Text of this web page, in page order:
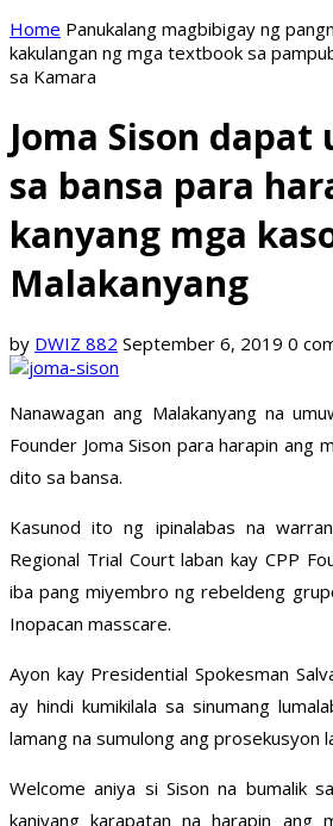
Home Panukalang magbibigay ng
kakulangan ng mga textbook sa
sa Kamara
Joma Sison dapat
sa bansa para
kanyang mga
Malakanyang
by DWIZ 882 September 6, 2019 0
Nanawagan ang Malakanyang na
Founder Joma Sison para harapin ang
dito sa bansa.
Kasunod ito ng ipinalabas na
Regional Trial Court laban kay CPP
iba pang miyembro ng rebeldeng
Inopacan masscare.
Ayon kay Presidential Spokesman
ay hindi kumikilala sa sinumang
lamang na sumulong ang prosekusyon
Welcome aniya si Sison na bumalik
kaniyang karapatan na harapin ang